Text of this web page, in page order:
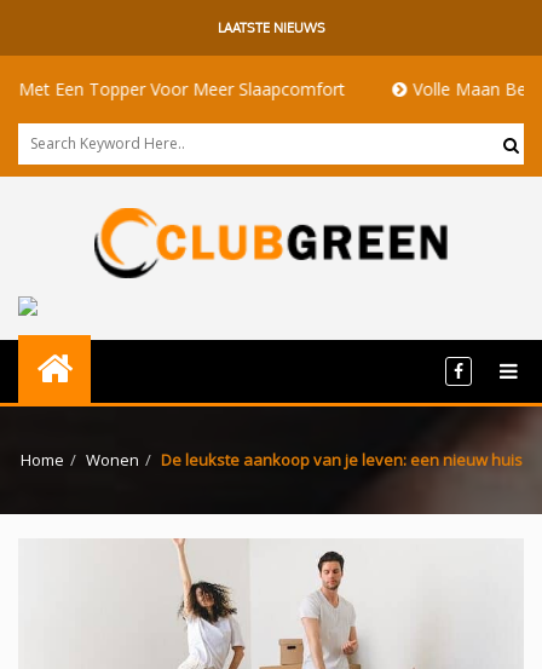
LAATSTE NIEUWS
Topper Voor Meer Slaapcomfort Volle Maan Betekenis:
Home Wonen De leukste aankoop van je leven: een nieuw huis